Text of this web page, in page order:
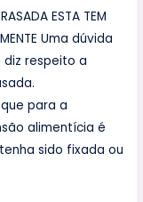
ESTA TEM
Uma dúvida
respeito a
para a
alimentícia é
sido fixada ou